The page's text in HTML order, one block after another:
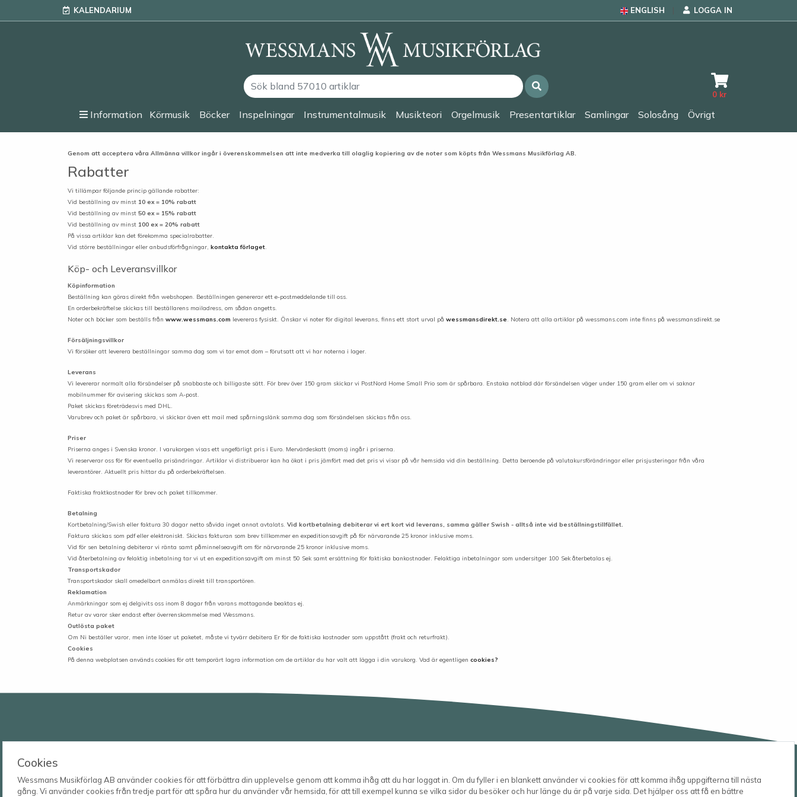
KALENDARIUM ENGLISH LOGGA IN
0 kr
Information Körmusik Böcker Inspelningar Instrumentalmusik Musikteori Orgelmusik Presentartiklar Samlingar Solosång Övrigt
Cookies
Wessmans Musikförlag AB använder cookies för att förbättra din upplevelse genom att komma ihåg att du har loggat in. Om du fyller i en blankett använder vi cookies för att komma ihåg uppgifterna till nästa
gång. Vi använder cookies från tredje part för att spåra hur du använder vår hemsida, för att till exempel kunna se vilka sidor du besöker och hur länge du är på varje sida. Det hjälper oss att få en bättre
Genom att acceptera våra Allmänna villkor ingår i överenskommelsen att inte medverka till olaglig kopiering av de noter som köpts från Wessmans Musikförlag AB.
Rabatter
Vi tillämpar följande princip gällande rabatter:
Vid beställning av minst 10 ex = 10% rabatt
Vid beställning av minst 50 ex = 15% rabatt
Vid beställning av minst 100 ex = 20% rabatt
På vissa artiklar kan det förekomma specialrabatter.
Vid större beställningar eller anbudsförfrågningar, kontakta förlaget.
Köp- och Leveransvillkor
Köpinformation
Beställning kan göras direkt från webshopen. Beställningen genererar ett e-postmeddelande till oss.
En orderbekräftelse skickas till beställarens mailadress, om sådan angetts.
Noter och böcker som beställs från www.wessmans.com levereras fysiskt. Önskar vi noter för digital leverans, finns ett stort urval på wessmansdirekt.se. Notera att alla artiklar på wessmans.com inte finns på wessmansdirekt.se
Försäljningsvillkor
Vi försöker att leverera beställningar samma dag som vi tar emot dom – förutsatt att vi har noterna i lager.
Leverans
Vi levererar normalt alla försändelser på snabbaste och billigaste sätt. För brev över 150 gram skickar vi PostNord Home Small Prio som är spårbara. Enstaka notblad där försändelsen väger under 150 gram eller om vi saknar
mobilnummer för avisering skickas som A-post.
Paket skickas företrädesvis med DHL.
Varubrev och paket är spårbara, vi skickar även ett mail med spårningslänk samma dag som försändelsen skickas från oss.
Priser
Priserna anges i Svenska kronor. I varukorgen visas ett ungefärligt pris i Euro. Mervärdeskatt (moms) ingår i priserna.
Vi reserverar oss för för eventuella prisändringar. Artiklar vi distribuerar kan ha ökat i pris jämfört med det pris vi visar på vår hemsida vid din beställning. Detta beroende på valutakursförändringar eller prisjusteringar från våra
leverantörer. Aktuellt pris hittar du på orderbekräftelsen.
Faktiska fraktkostnader för brev och paket tillkommer.
Betalning
Kortbetalning/Swish eller faktura 30 dagar netto såvida inget annat avtalats. Vid kortbetalning debiterar vi ert kort vid leverans, samma gäller Swish - alltså inte vid beställningstillfället.
Faktura skickas som pdf eller elektroniskt. Skickas fakturan som brev tillkommer en expeditionsavgift på för närvarande 25 kronor inklusive moms.
Vid för sen betalning debiterar vi ränta samt påminnelseavgift om för närvarande 25 kronor inklusive moms.
Vid återbetalning av felaktig inbetalning tar vi ut en expeditionsavgift om minst 50 Sek samt ersättning för faktiska bankostnader. Felaktiga inbetalningar som undersitger 100 Sek återbetalas ej.
Transportskador
Transportskador skall omedelbart anmälas direkt till transportören.
Reklamation
Anmärkningar som ej delgivits oss inom 8 dagar från varans mottagande beaktas ej.
Retur av varor sker endast efter överrenskommelse med Wessmans.
Outlösta paket
Om Ni beställer varor, men inte löser ut paketet, måste vi tyvärr debitera Er för de faktiska kostnader som uppstått (frakt och returfrakt).
Cookies
På denna webplatsen används cookies för att temporärt lagra information om de artiklar du har valt att lägga i din varukorg. Vad är egentligen cookies?
Leverans- och besöksadress
Bingebygatan 11 B